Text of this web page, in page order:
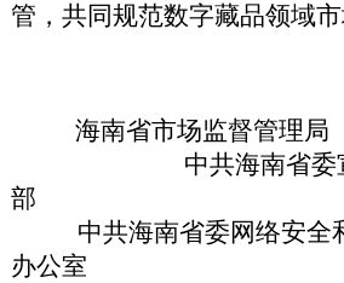
管，共同规范数字藏品领域市
海南省市场监督
中共海南省委
部
中共海南省委网络安全
办公室